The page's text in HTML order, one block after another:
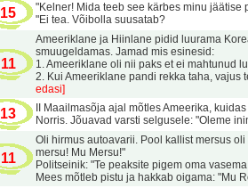
15
"Kelner! Mida teeb see kärbes minu jäätise
"Ei tea. Võibolla suusatab?
11
Ameeriklane ja Hiinlane pidid luurama
smuugeldamas. Jamad mis esinesid:
1. Ameeriklane oli nii paks et ei mahtunud
2. Kui Ameeriklane pandi rekka taha, vajus
edasi]
13
II Maailmasõja ajal mõtles Ameerika,
Norris. Jõuavad varsti selgusele: "Oleme
11
Oli hirmus autoavarii. Pool kallist mersus
mersu! Mu Mersu!"
Politseinik: "Te peaksite pigem oma
Mees mõtleb pistu ja hakkab oigama: "Mu